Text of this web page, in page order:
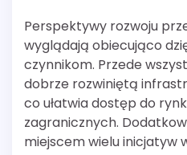
Perspektywy rozwoju
wyglądają obiecująco
czynnikom. Przede
dobrze rozwiniętą
co ułatwia dostęp do
zagranicznych.
miejscem wielu inicjatyw